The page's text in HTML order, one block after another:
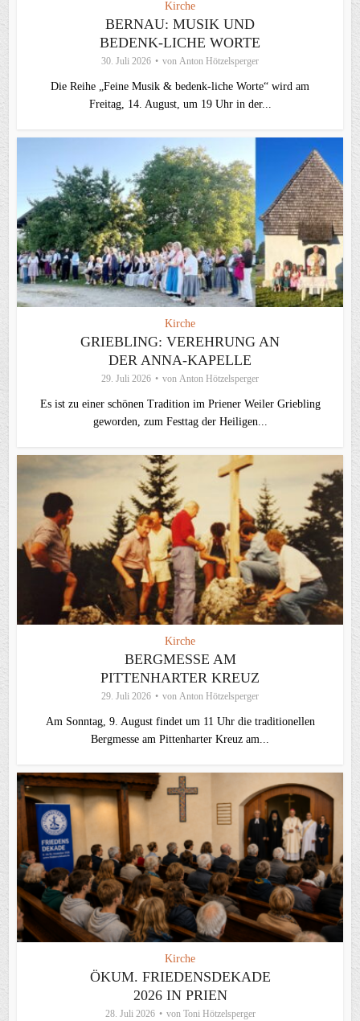
Kirche
BERNAU: MUSIK UND
BEDENK-LICHE WORTE
30. Juli 2026 von Anton Hötzelsperger
Die Reihe „Feine Musik & bedenk-liche Worte“ wird am
Freitag, 14. August, um 19 Uhr in der...
Kirche
GRIEBLING: VEREHRUNG AN
DER ANNA-KAPELLE
29. Juli 2026 von Anton Hötzelsperger
Es ist zu einer schönen Tradition im Priener Weiler Griebling
geworden, zum Festtag der Heiligen...
Kirche
BERGMESSE AM
PITTENHARTER KREUZ
29. Juli 2026 von Anton Hötzelsperger
Am Sonntag, 9. August findet um 11 Uhr die traditionellen
Bergmesse am Pittenharter Kreuz am...
Kirche
ÖKUM. FRIEDENSDEKADE
2026 IN PRIEN
28. Juli 2026 von Toni Hötzelsperger